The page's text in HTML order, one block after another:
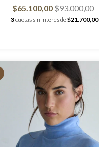
$65.100,00$93.000,00
3cuotas sin interés de$21.700,00